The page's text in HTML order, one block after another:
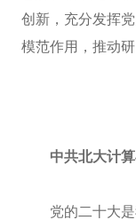
创新，充分发挥
模范作用，推动
中共北大计算
党的二十大是